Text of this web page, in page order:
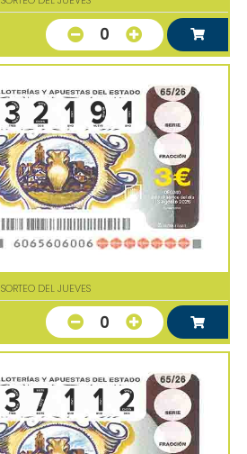
0
SORTEO DEL JUEVES
0